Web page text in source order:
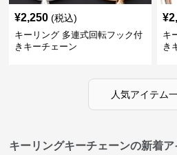
¥2,250 (税込)
キーリング 多連式回転フック付
きキーチェーン
¥
キ
き
人気アイテム
キーリングキーチェーンの新着ア